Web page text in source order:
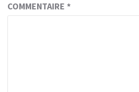
COMMENTAIRE *